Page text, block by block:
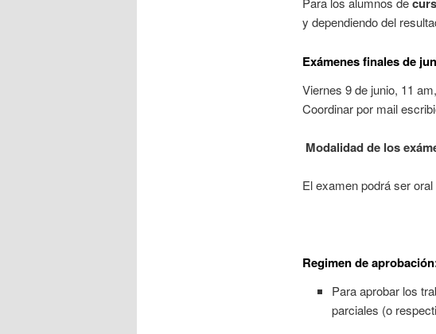
y dependiendo del
Exámenes finales de
Viernes 9 de junio, 11
Coordinar por mail
Modalidad de los
El examen podrá ser
Regimen de
Para aprobar los
parciales (o